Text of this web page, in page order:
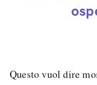
Questo vuol dire